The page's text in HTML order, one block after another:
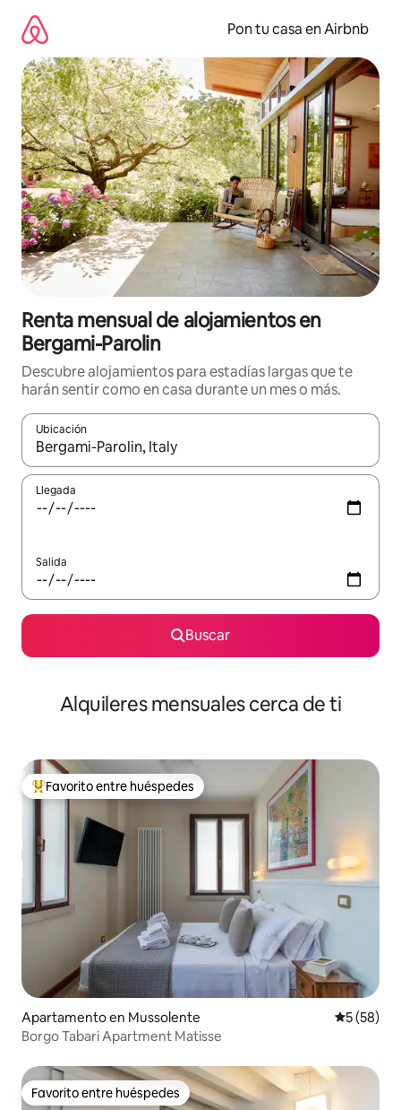
contenido
Pon tu casa en Airbnb
Renta mensual de alojamientos en
Bergami-Parolin
Descubre alojamientos para estadías largas que te
harán sentir como en casa durante un mes o más.
Ubicación
Cuando los resultados estén disponibles, navega con las
Llegada
Salida
Buscar
Alquileres mensuales cerca de ti
Favorito entre huéspedes preferido
Favorito entre huéspedes
Apartamento en Mussolente
5 (58)
Borgo Tabari Apartment Matisse
Favorito entre huéspedes
Favorito entre huéspedes